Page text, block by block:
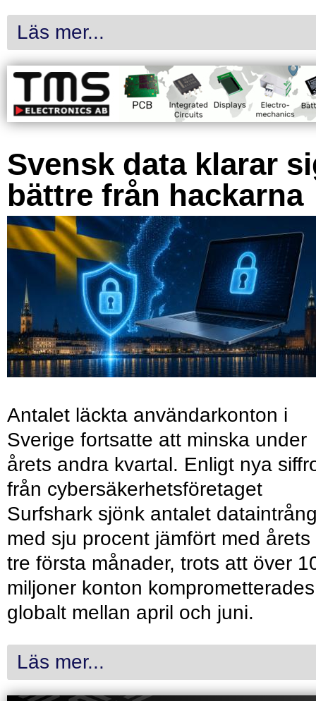
Läs mer...
Svensk data klarar
bättre från hackarna
Antalet läckta användarkonton i
Sverige fortsatte att minska under
årets andra kvartal. Enligt nya
från cybersäkerhetsföretaget
Surfshark sjönk antalet
med sju procent jämfört med årets
tre första månader, trots att över
miljoner konton komprometterades
globalt mellan april och juni.
Läs mer...